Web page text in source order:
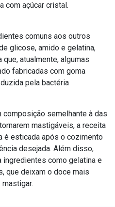
com açúcar cristal.
comuns aos outros
glicose, amido e gelatina,
atualmente, algumas
fabricadas com goma
pela bactéria
semelhante à das
mastigáveis, a receita
é esticada após o cozimento
desejada. Além disso,
como gelatina e
que deixam o doce mais